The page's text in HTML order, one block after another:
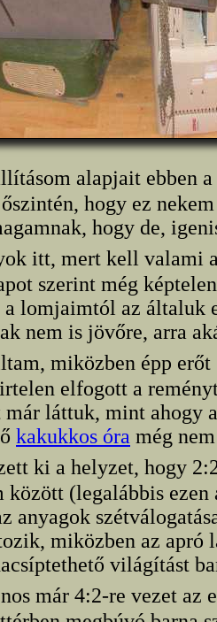
alapjait ebben
hogy ez
hogy de,
itt, mert kell valami
szerint még
a lomjaimtól az általuk
nem is jövőre, arra
miközben épp
elfogott a
már láttuk, mint ahogy a
kakukkos óra még
ki a helyzet, hogy
között (legalábbis
anyagok
miközben az apró
világítást
már 4:2-re vezet az